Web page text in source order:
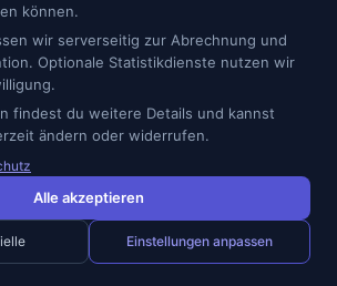
Sitzposition, Kofferraum und
funktionieren.
wenn du kurze Laufzeiten, einfache
kalkulierbare Nebenkosten
wenn du langfristig planst, eine
brauchst und die
aktiv optimieren möchtest.
können.
wir serverseitig zur Abrechnung und
Optionale Statistikdienste nutzen wir
findest du weitere Details und kannst
ändern oder widerrufen.
Alle akzeptieren
Einstellungen anpassen